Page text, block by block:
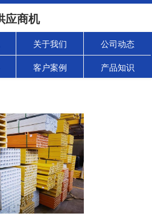
应商机
关于我们 公司动态
客户案例 产品知识